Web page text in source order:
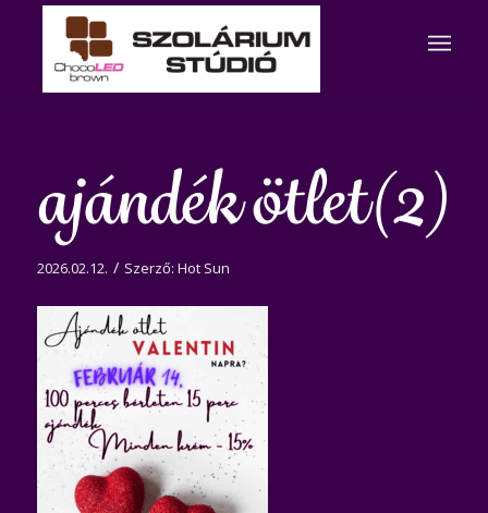
ajándék ötlet(2)
2026.02.12. / Szerző: Hot Sun